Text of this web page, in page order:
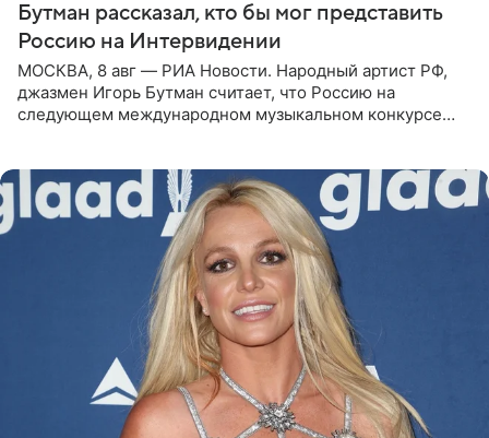
Бутман рассказал, кто бы мог представить
Россию на Интервидении
МОСКВА, 8 авг — РИА Новости. Народный артист РФ,
джазмен Игорь Бутман считает, что Россию на
следующем международном музыкальном конкурсе